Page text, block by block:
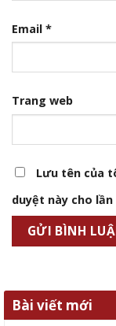
Email *
Trang web
Lưu tên của
duyệt này cho
Bài viết mới